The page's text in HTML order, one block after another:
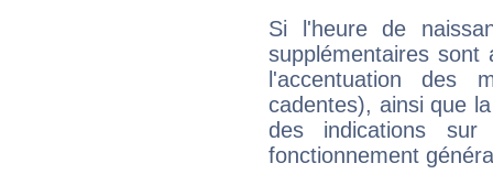
Si l'heure de
supplémentaires sont
l'accentuation des
cadentes), ainsi que
des indications sur
fonctionnement